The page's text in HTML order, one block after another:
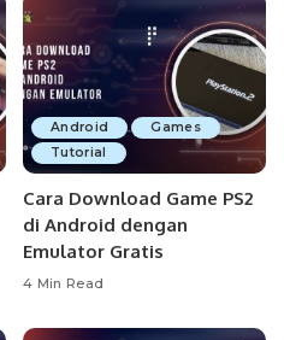
Android
Games
Tutorial
Cara Download Game PS2
di Android dengan
Emulator Gratis
4 Min Read